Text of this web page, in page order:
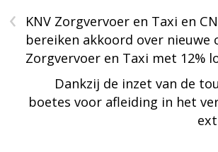
‹
KNV Zorgvervoer en Taxi en
bereiken akkoord over nieuwe
Zorgvervoer en Taxi met 12%
Dankzij de inzet van de
boetes voor afleiding in het